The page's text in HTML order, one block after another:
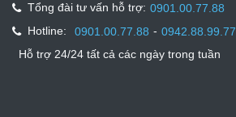
Tổng đài tư vấn hỗ trợ: 0901.00.77.88
Hotline:
0901.00.77.88 - 0942.88.99.77
Hỗ trợ 24/24 tất cả các ngày trong tuần